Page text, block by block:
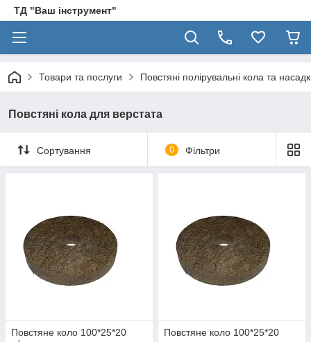
ТД "Ваш інструмент"
Товари та послуги Повстяні полірувальні кола та
Повстяні кола для верстата
Сортування 0 Фільтри
Повстяне коло 100*25*20
Повстяне коло 100*25*20